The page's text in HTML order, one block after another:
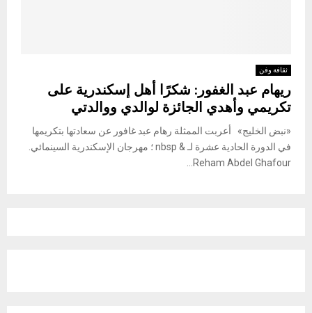
ثقافة وفن
ريهام عبد الغفور: شكرًا أهل إسكندرية على
تكريمي وأهدي الجائزة لوالدي ووالدتي
«نبض الخليج» أعربت الممثلة رهام عبد غافور عن سعادتها بتكريمها
في الدورة الحادية عشرة لـ & nbsp ؛ مهرجان الإسكندرية السينمائي.
Reham Abdel Ghafour...